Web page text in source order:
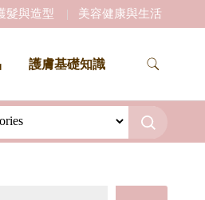
髮與造型 美容健康與生活
護膚基礎知識